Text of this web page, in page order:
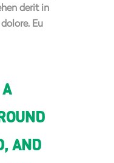
derit in
Eu
AND